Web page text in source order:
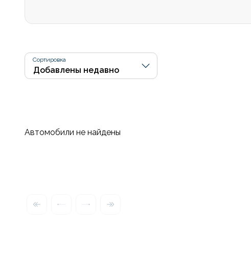
Сортировка
Автомобили не найдены